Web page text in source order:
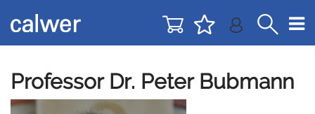
zur
Navigation
zum
Inhalt
Professor Dr. Peter Bubmann